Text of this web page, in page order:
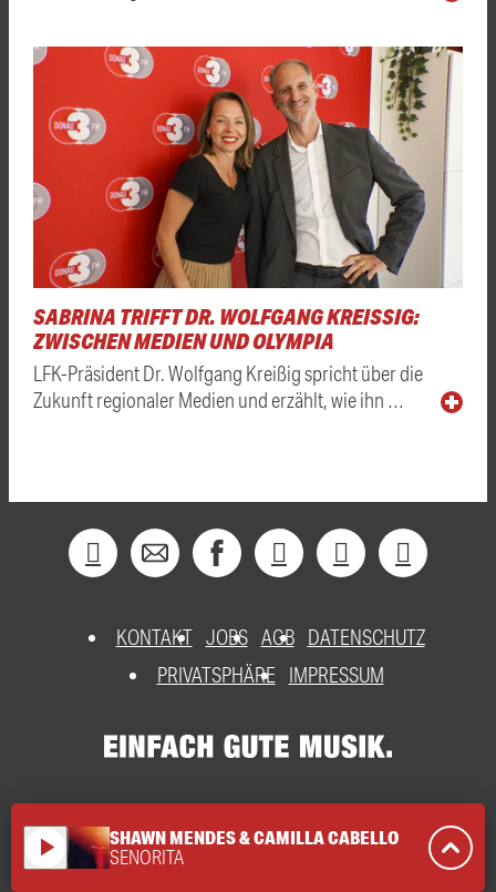
SABRINA TRIFFT DR. WOLFGANG KREISSIG: Z
WISCHEN MEDIEN UND OLYMPIA
LFK-Präsident Dr. Wolfgang Kreißig spricht über die
Zukunft regionaler Medien und erzählt, wie ihn …
KONTAKT JOBS AGB DATENSCHUTZ
PRIVATSPHÄRE
IMPRESSUM
play_arrow SHAWN MENDES & CAMILLA CABELLO
SENORITA